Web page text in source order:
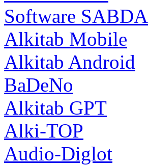
Software SABDA
Alkitab Mobile
Alkitab Android
BaDeNo
Alkitab GPT
Alki-TOP
Audio-Diglot